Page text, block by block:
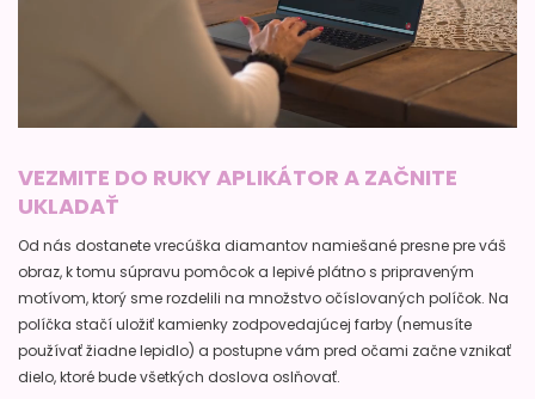
VEZMITE DO RUKY APLIKÁTOR A ZAČNITE
UKLADAŤ
Od nás dostanete vrecúška diamantov namiešané presne pre váš
obraz, k tomu súpravu pomôcok a lepivé plátno s pripraveným
motívom, ktorý sme rozdelili na množstvo očíslovaných políčok. Na
políčka stačí uložiť kamienky zodpovedajúcej farby (nemusíte
používať žiadne lepidlo) a postupne vám pred očami začne vznikať
dielo, ktoré bude všetkých doslova oslňovať.